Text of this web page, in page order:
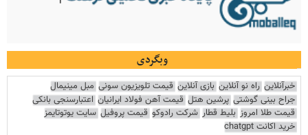
وبگردی
خبرآنلاین راه نو آنلاین بازی آنلاین قیمت تلویزیون سونی مبل مینیمال
جراح بینی گوشتی پرشین هتل قیمت آهن فولاد ایرانیان اعتبارسنجی بانکی
قیمت طلا امروز بلیط قطار شرکت رادوکو قیمت پروفیل سایت یوتوتایمز
خرید اکانت chatgpt